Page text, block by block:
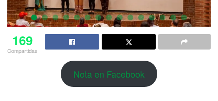
169
Compartidas
Nota en Facebook